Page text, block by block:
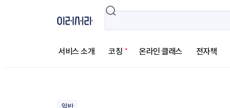
서비스 소개 코칭 온라인 클래스 전자책